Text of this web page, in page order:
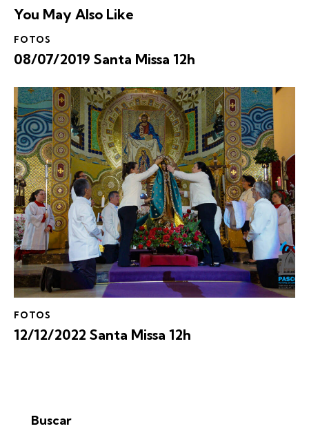
You May Also Like
FOTOS
08/07/2019 Santa Missa 12h
FOTOS
12/12/2022 Santa Missa 12h
Buscar